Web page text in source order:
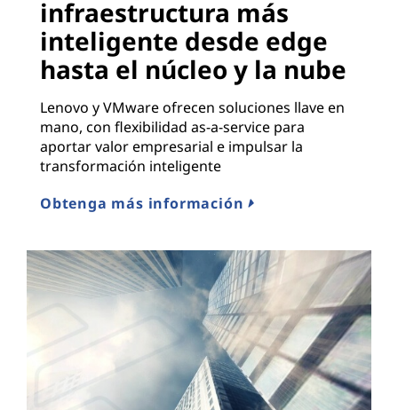
infraestructura más
inteligente desde edge
hasta el núcleo y la nube
Lenovo y VMware ofrecen soluciones llave en
mano, con flexibilidad as-a-service para
aportar valor empresarial e impulsar la
transformación inteligente
Obtenga más información